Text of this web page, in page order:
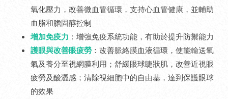
氧化壓力，改善微血管循環，支持心血管健康，並輔助
血脂和膽固醇控制
增加免疫力 ：增強免疫系統功能，有助於提升防禦能力
護眼與改善眼疲勞 ：改善脈絡膜血液循環，使能輸送氧
氣及養分至視網膜利用；舒緩眼球睫狀肌，改善近視眼
疲勞及酸澀感；清除視細胞中的自由基，達到保護眼球
的效果